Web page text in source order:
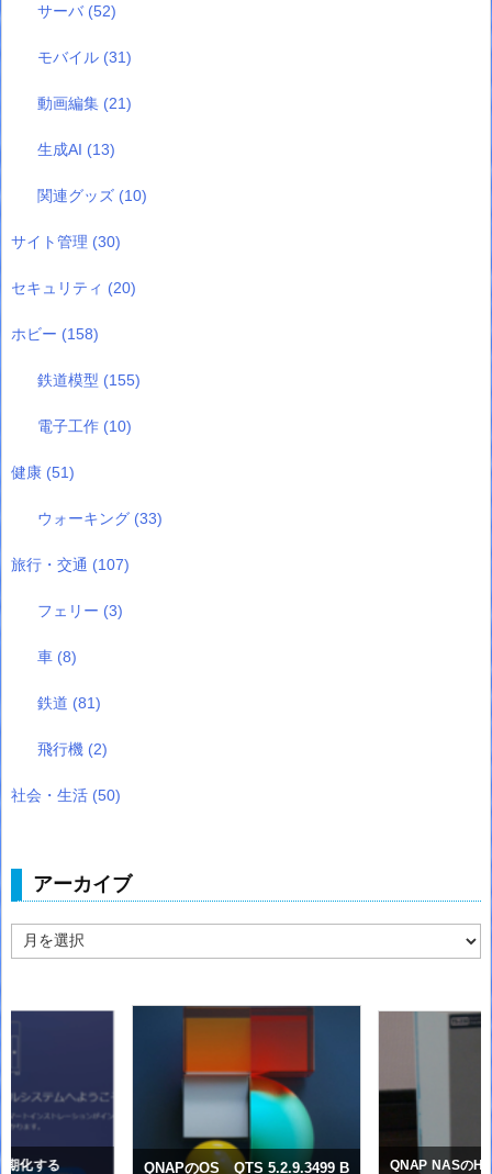
サーバ (52)
モバイル (31)
動画編集 (21)
生成AI (13)
関連グッズ (10)
サイト管理 (30)
セキュリティ (20)
ホビー (158)
鉄道模型 (155)
電子工作 (10)
健康 (51)
ウォーキング (33)
旅行・交通 (107)
フェリー (3)
車 (8)
鉄道 (81)
飛行機 (2)
社会・生活 (50)
アーカイブ
ー
ブ
期化する QNAPのOS QTS 5.2.9.3499 B QNAP NASの